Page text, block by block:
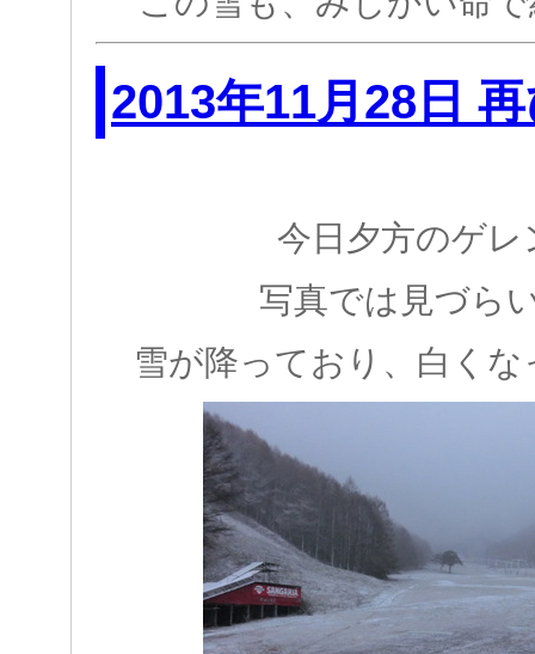
2013年11月28日
今日夕方のゲレ
写真では見づら
雪が降っており、白く